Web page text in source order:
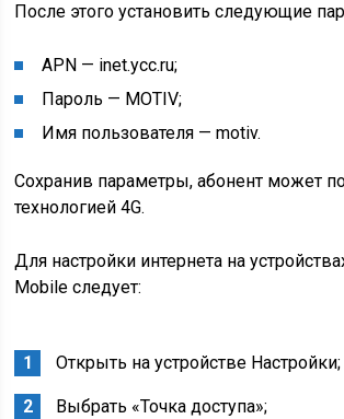
После этого установить следующие
APN — inet.ycc.ru;
Пароль — MOTIV;
Имя пользователя — motiv.
Сохранив параметры, абонент может
технологией 4G.
Для настройки интернета на
Mobile следует:
Открыть на устройстве Настройки;
Выбрать «Точка доступа»;